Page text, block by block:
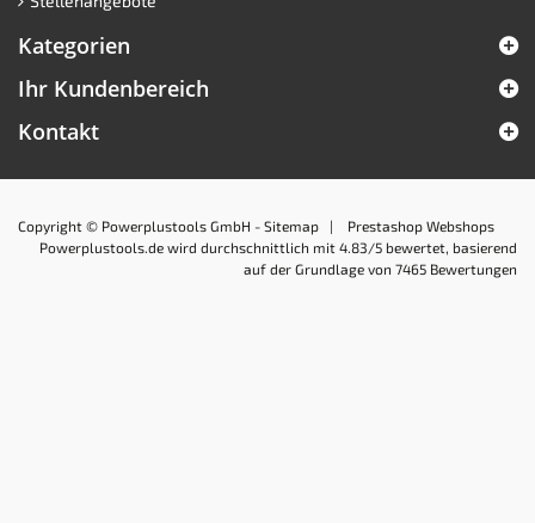
Kategorien
Ihr Kundenbereich
Kontakt
Copyright © Powerplustools GmbH - Sitemap | Prestashop Webshops
Powerplustools.de wird durchschnittlich mit 4.83/5 bewertet, basierend
auf der Grundlage von 7465 Bewertungen